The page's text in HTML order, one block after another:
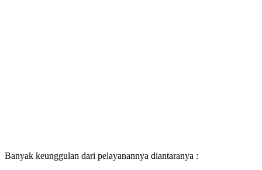
Banyak keunggulan dari pelayanannya diantaranya :